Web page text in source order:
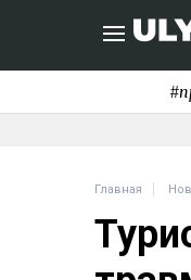
Главная